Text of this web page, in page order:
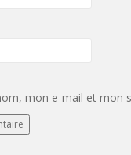
mon e-mail et mon